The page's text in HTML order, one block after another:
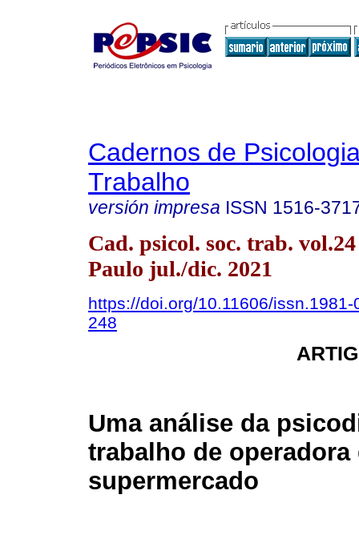
Cadernos de
Trabalho
versión impresa ISSN 1516-
Cad. psicol. soc. trab.
Paulo jul./dic. 2021
https://doi.org/10.11606/
248
Uma análise da
trabalho de operadora
supermercado